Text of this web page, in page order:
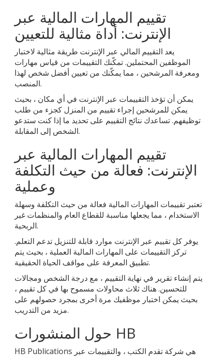
تقييم المهارات المالية عبر
الإنترنت: أداة مثالية للتعيين
يعد التقييم المالي عبر الإنترنت طريقة مثالية لاختبار
الموظفين المحتملين. تمكّنك التقييمات من قياس مهارات
ومعرفة المرشحين ، مما يمكّنك من تعيين أفضل شخص لهذا
المنصب.
يمكن أن تؤخذ التقييمات عبر الإنترنت في أي مكان ، بحيث
يمكن للمرشحين إجراء تقييم من المنزل كجزء من طلب
توظيفهم. تساعدك نتائج التقييم على تحديد ما إذا كنت ستدعو
الشخص إلى المقابلة.
تقييم المهارات المالية عبر
الإنترنت: فعالة من حيث التكلفة
وعملية
تعتبر تقييمات المهارات المالية فعالة من حيث التكلفة وسهلة
الاستخدام ، مما يجعلها مناسبة للقطاع العام والمنظمات غير
الربحية.
يوفر كل تقييم عبر الإنترنت موارد قابلة للتنزيل تدعم التعلم.
تركز التقييمات على المهارات المالية العملية ، بحيث يتم
تطبيق المعرفة على مواقف الحياة الحقيقية.
يتم إنشاء تقرير في نهاية التقييم ، مع درجة الشخص ومجالات
للتحسين. هناك ثلاث محاولات مسموح بها في كل تقييم ،
بحيث يمكن اختبار موظفيك مرة أخرى بمجرد حصولهم على
مزيد من التدريب.
حول المنشورات HB
HB Publications هي شركة تقدم الكتب ، والتقييمات عبر